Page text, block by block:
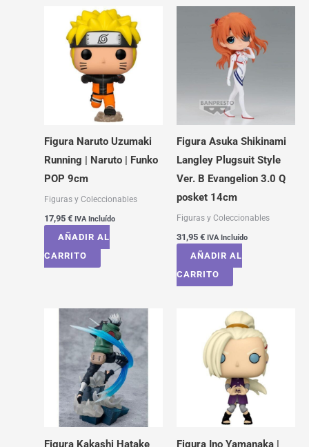
Figura Naruto Uzumaki
Running | Naruto | Funko
POP 9cm
Figuras y Coleccionables
17,95 € IVA Incluído
AÑADIR AL
CARRITO
Figura Asuka Shikinami
Langley Plugsuit Style
Ver. B Evangelion 3.0 Q
posket 14cm
Figuras y Coleccionables
31,95 € IVA Incluído
AÑADIR AL
CARRITO
Figura Kakashi Hatake
Figura Ino Yamanaka |